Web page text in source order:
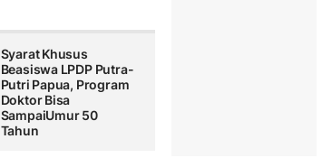
Syarat Khusus
Beasiswa LPDP Putra-
Putri Papua, Program
Doktor Bisa
SampaiUmur 50
Tahun